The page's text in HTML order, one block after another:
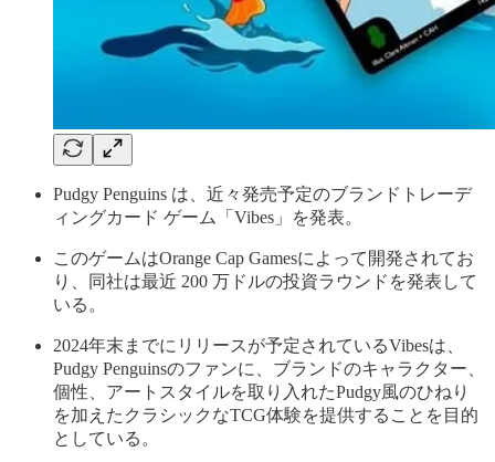
Pudgy Penguins は、近々発売予定のブランドトレーデ
ィングカード ゲーム「Vibes」を発表。
このゲームはOrange Cap Gamesによって開発されてお
り、同社は最近 200 万ドルの投資ラウンドを発表して
いる。
2024年末までにリリースが予定されているVibesは、
Pudgy Penguinsのファンに、ブランドのキャラクター、
個性、アートスタイルを取り入れたPudgy風のひねり
を加えたクラシックなTCG体験を提供することを目的
としている。